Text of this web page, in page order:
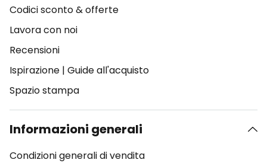
Codici sconto & offerte
Lavora con noi
Recensioni
Ispirazione | Guide all'acquisto
Spazio stampa
Informazioni generali
Condizioni generali di vendita